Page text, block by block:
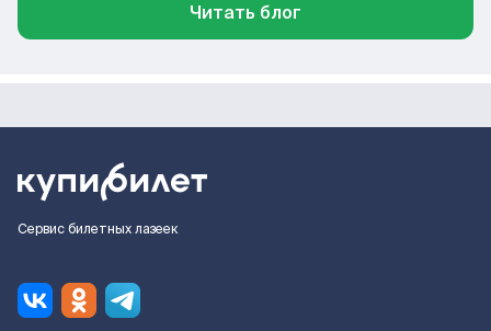
Читать блог
Сервис билетных лазеек